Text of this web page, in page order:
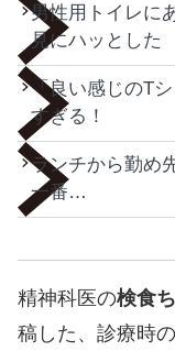
男性用トイレに
見にハッとした
「良い感じのT
すぎる！
ランチから勤め
一番…
精神科医の検食
稿した、診療時